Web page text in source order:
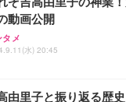
動画公開
タメ
水) 20:45
由里子と振り返る歴